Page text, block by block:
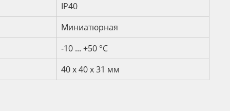
IP40
Миниатюрная
-10 ... +50 °С
40 x 40 x 31 мм